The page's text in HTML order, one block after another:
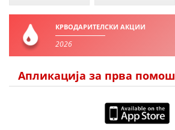
КРВОДАРИТЕЛСКИ АКЦИИ
2026
Апликација за прва помош